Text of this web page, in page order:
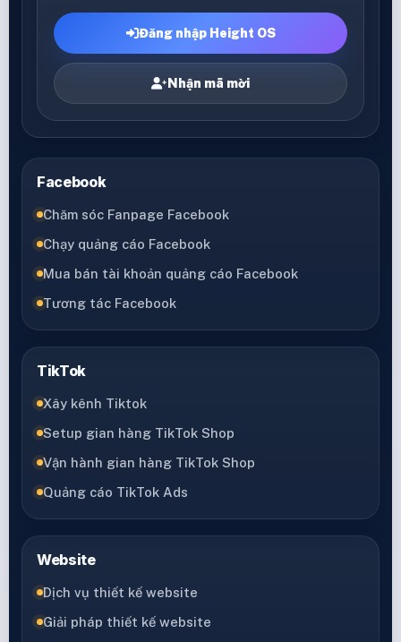
Đăng nhập Height OS
Nhận mã mời
Facebook
Chăm sóc Fanpage Facebook
Chạy quảng cáo Facebook
Mua bán tài khoản quảng cáo Facebook
Tương tác Facebook
TikTok
Xây kênh Tiktok
Setup gian hàng TikTok Shop
Vận hành gian hàng TikTok Shop
Quảng cáo TikTok Ads
Website
Dịch vụ thiết kế website
Giải pháp thiết kế website